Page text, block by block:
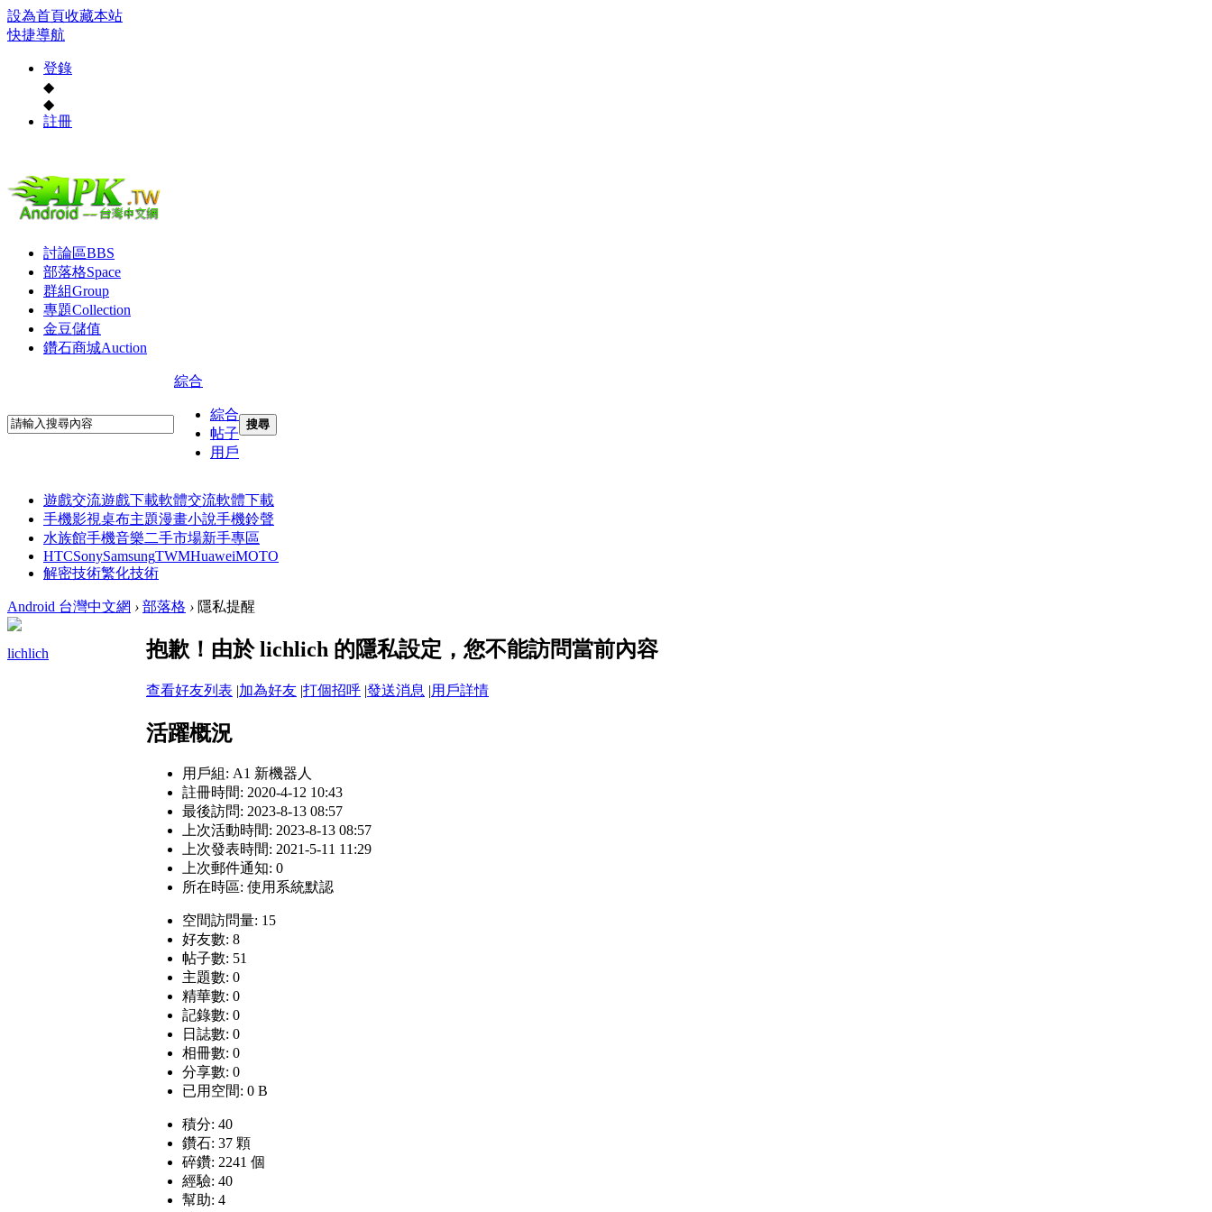
設為首頁收藏本站
快捷導航
登錄
◆
◆
註冊
討論區BBS
部落格Space
群組Group
專題Collection
金豆儲值
鑽石商城Auction
綜合
綜合
帖子
用戶
搜尋
遊戲交流遊戲下載軟體交流軟體下載
手機影視桌布主題漫畫小說手機鈴聲
水族館手機音樂二手市場新手專區
HTCSonySamsungTWMHuaweiMOTO
解密技術繁化技術
Android 台灣中文網 › 部落格 › 隱私提醒
lichlich 抱歉！由於 lichlich 的隱私設定，您不能訪問當前內容
查看好友列表 |加為好友 |打個招呼 |發送消息 |用戶詳情
活躍概況
用戶組: A1 新機器人
註冊時間: 2020-4-12 10:43
最後訪問: 2023-8-13 08:57
上次活動時間: 2023-8-13 08:57
上次發表時間: 2021-5-11 11:29
上次郵件通知: 0
所在時區: 使用系統默認
空間訪問量: 15
好友數: 8
帖子數: 51
主題數: 0
精華數: 0
記錄數: 0
日誌數: 0
相冊數: 0
分享數: 0
已用空間: 0 B
積分: 40
鑽石: 37 顆
碎鑽: 2241 個
經驗: 40
幫助: 4